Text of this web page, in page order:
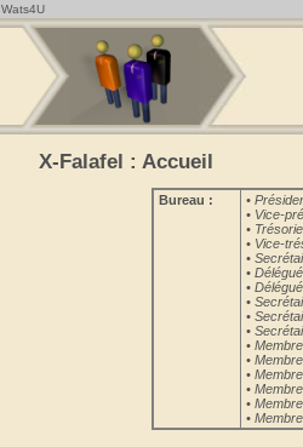
Wats4U
X-Falafel : Accueil
Bureau : •
• Vice-
•
• Vice-
•
•
•
•
•
•
•
•
•
•
•
•